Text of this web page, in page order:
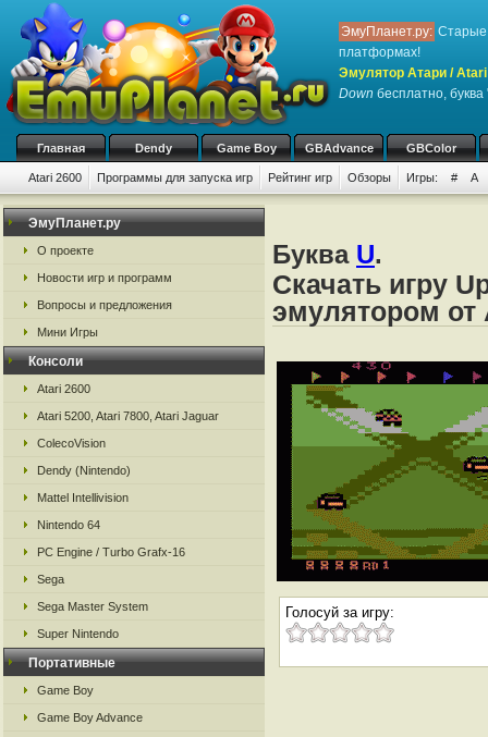
ЭмуПланет.ру: Старые
платформах!
Эмулятор Атари /
Down бесплатно, буква
Главная Dendy Game Boy GBAdvance GBColor
Atari 2600 Программы для запуска игр Рейтинг игр Обзоры Игры: # A
ЭмуПланет.ру
О проекте
Новости игр и программ
Вопросы и предложения
Мини Игры
Консоли
Atari 2600
Atari 5200, Atari 7800, Atari Jaguar
ColecoVision
Dendy (Nintendo)
Mattel Intellivision
Nintendo 64
PC Engine / Turbo Grafx-16
Sega
Sega Master System
Super Nintendo
Портативные
Game Boy
Game Boy Advance
Буква U.
Скачать игру
эмулятором от
Голосуй за игру: